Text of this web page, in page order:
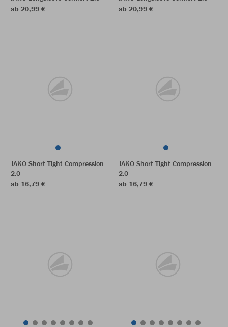
ab 20,99 €
ab 20,99 €
JAKO Short Tight Compression
2.0
ab 16,79 €
JAKO Short Tight Compression
2.0
ab 16,79 €